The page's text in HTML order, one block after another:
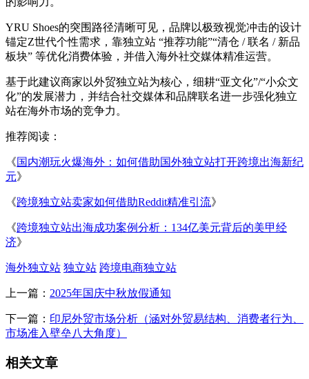
YRU Shoes的突围路径清晰可见，品牌以极致视觉冲击的设计
锚定Z世代个性需求，靠独立站 “推荐功能”“清仓 / 联名 / 新品
板块” 等优化消费体验，并借入海外社交媒体精准运营。
基于此建议商家以外贸独立站为核心，细耕“亚文化”/“小众文
化”的发展潜力，并结合社交媒体和品牌联名进一步强化独立
站在海外市场的竞争力。
推荐阅读：
《国内潮玩火爆海外：如何借助国外独立站打开跨境出海新纪
元》
《跨境独立站卖家如何借助Reddit精准引流》
《跨境独立站出海成功案例分析：134亿美元背后的美甲经
济》
海外独立站 独立站 跨境电商独立站
上一篇： 2025年国庆中秋放假通知
下一篇： 印尼外贸市场分析（涵对外贸易结构、消费者行为、
市场准入壁垒八大角度）
相关文章